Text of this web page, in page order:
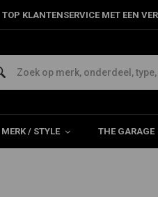
TOP KLANTENSERVICE MET EEN
MERK / STYLE THE GARAGE
M stuur met pullback 1"
Racer M stuur met